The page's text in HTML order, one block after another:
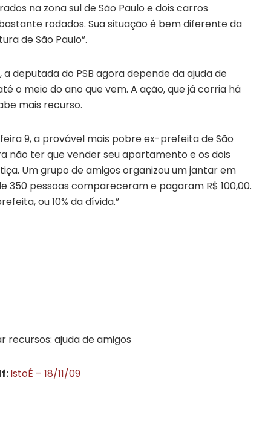
na zona sul de São Paulo e dois carros
rodados. Sua situação é bem diferente da
de São Paulo”.
deputada do PSB agora depende da ajuda de
o meio do ano que vem. A ação, que já corria há
mais recurso.
9, a provável mais pobre ex-prefeita de São
não ter que vender seu apartamento e os dois
Um grupo de amigos organizou um jantar em
pessoas compareceram e pagaram R$ 100,00.
ou 10% da dívida.”
recursos: ajuda de amigos
IstoÉ – 18/11/09